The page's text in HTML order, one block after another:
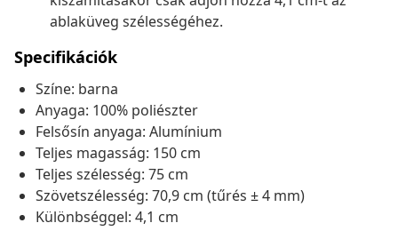
ablaküveg szélességéhez.
Specifikációk
Színe: barna
Anyaga: 100% poliészter
Felsősín anyaga: Alumínium
Teljes magasság: 150 cm
Teljes szélesség: 75 cm
Szövetszélesség: 70,9 cm (tűrés ± 4 mm)
Különbséggel: 4,1 cm